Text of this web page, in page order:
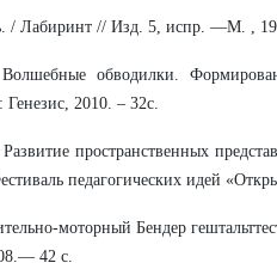
/ Лабиринт // Изд. 5, испр. —М. ,
обводилки.
2010. – 32с.
пространственных
педагогических идей
моторный Бендер
42 с.